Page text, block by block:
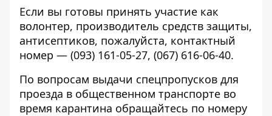
Если вы готовы принять участие как
волонтер, производитель средств защиты,
антисептиков, пожалуйста, контактный
номер — (093) 161-05-27, (067) 616-06-40.
По вопросам выдачи спецпропусков для
проезда в общественном транспорте во
время карантина обращайтесь по номеру